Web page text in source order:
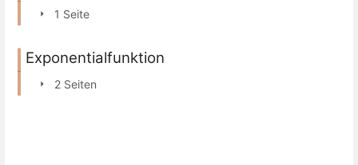
1 Seite
Exponentialfunktion
2 Seiten